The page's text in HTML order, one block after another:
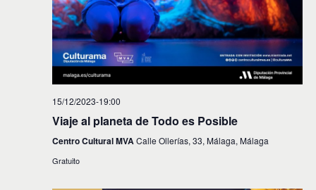
15/12/2023-19:00
Viaje al planeta de Todo es Posible
Centro Cultural MVACalle Ollerías, 33, Málaga, Málaga
Gratuito